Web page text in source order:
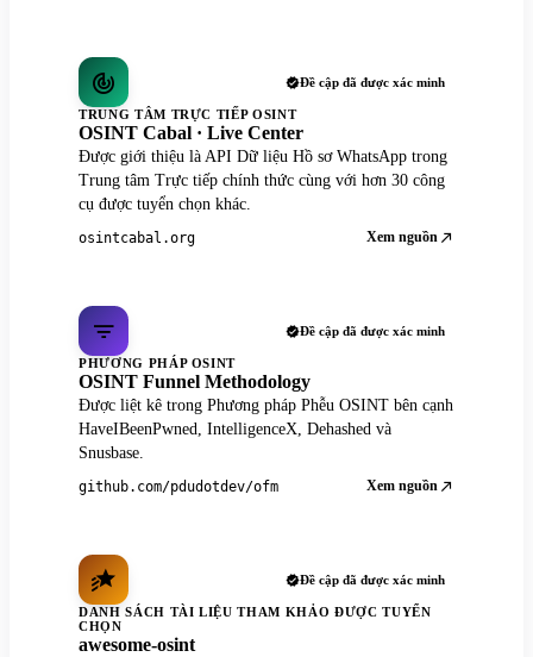
Đề cập đã được xác minh
TRUNG TÂM TRỰC TIẾP OSINT
OSINT Cabal · Live Center
Được giới thiệu là API Dữ liệu Hồ sơ WhatsApp trong
Trung tâm Trực tiếp chính thức cùng với hơn 30 công
cụ được tuyển chọn khác.
osintcabal.org Xem nguồn
Đề cập đã được xác minh
PHƯƠNG PHÁP OSINT
OSINT Funnel Methodology
Được liệt kê trong Phương pháp Phễu OSINT bên cạnh
HaveIBeenPwned, IntelligenceX, Dehashed và
Snusbase.
github.com/pdudotdev/ofm Xem nguồn
Đề cập đã được xác minh
DANH SÁCH TÀI LIỆU THAM KHẢO ĐƯỢC TUYỂN
CHỌN
awesome-osint